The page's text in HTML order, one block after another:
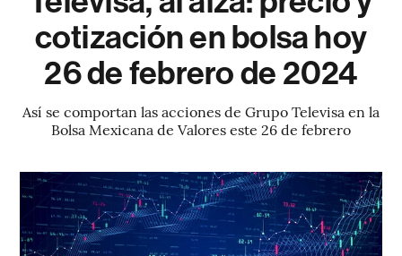
cotización en bolsa hoy
26 de febrero de 2024
Así se comportan las acciones de Grupo Televisa en la
Bolsa Mexicana de Valores este 26 de febrero